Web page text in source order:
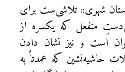
شهری» تلاشی‌ست برای
منفعل که یکسره از
است و نیز نشان دادن
حاشیه‌نشین که عمدتاً به